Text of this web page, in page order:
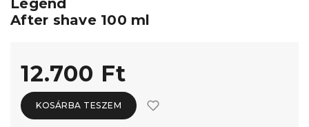
Legend
After shave 100 ml
12.700 Ft
KOSÁRBA TESZEM